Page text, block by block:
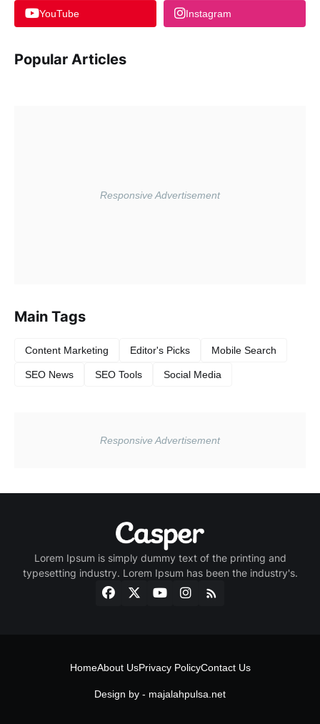
YouTube Instagram
Popular Articles
Main Tags
Content Marketing Editor's Picks Mobile Search
SEO News SEO Tools Social Media
Lorem Ipsum is simply dummy text of the printing and
typesetting industry. Lorem Ipsum has been the industry's.
Design by - majalahpulsa.net
HomeAbout UsPrivacy PolicyContact Us